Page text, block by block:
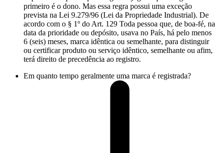
primeiro é o dono. Mas essa regra possui uma exceção
prevista na Lei 9.279/96 (Lei da Propriedade Industrial). De
acordo com o § 1º do Art. 129 Toda pessoa que, de boa-fé, na
data da prioridade ou depósito, usava no País, há pelo menos
6 (seis) meses, marca idêntica ou semelhante, para distinguir
ou certificar produto ou serviço idêntico, semelhante ou afim,
terá direito de precedência ao registro.
Em quanto tempo geralmente uma marca é registrada?